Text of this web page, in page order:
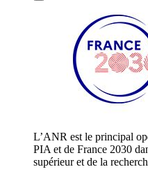
L’ANR est le principal
PIA et de France 2030
supérieur et de la